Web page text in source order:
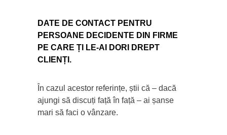
DATE DE CONTACT PENTRU
PERSOANE DECIDENTE DIN FIRME
PE CARE ȚI LE-AI DORI DREPT
CLIENȚI.
În cazul acestor referințe, știi că – dacă
ajungi să discuți față în față – ai șanse
mari să faci o vânzare.